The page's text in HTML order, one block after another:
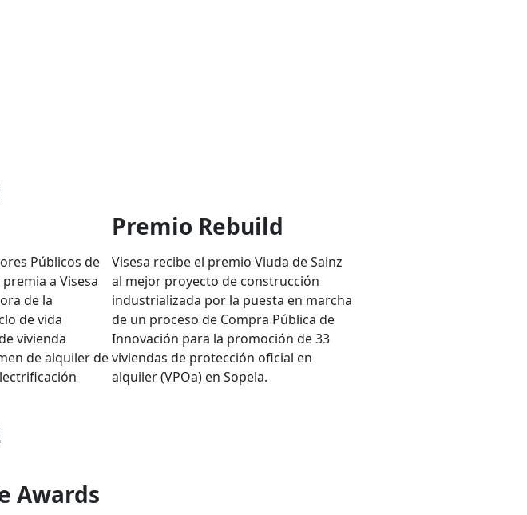
Públicos de
premia a Visesa
de la
de vida
vivienda
de alquiler de
Premio Rebuild
Visesa recibe el premio Viuda de Sainz
al mejor proyecto de construcción
industrializada por la puesta en marcha
de un proceso de Compra Pública de
Innovación para la promoción de 33
viviendas de protección oficial en
alquiler (VPOa) en Sopela.
Awards